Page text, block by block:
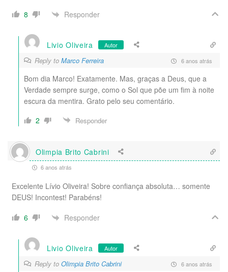
8
Responder
Livio Oliveira Autor
Reply to Marco Ferreira 6 anos atrás
Bom dia Marco! Exatamente. Mas, graças a Deus, que a
Verdade sempre surge, como o Sol que põe um fim à noite
escura da mentira. Grato pelo seu comentário.
2
Responder
Olimpia Brito Cabrini
6 anos atrás
Excelente Lívio Oliveira! Sobre confiança absoluta… somente
DEUS! Incontest! Parabéns!
6
Responder
Livio Oliveira Autor
Reply to Olimpia Brito Cabrini 6 anos atrás